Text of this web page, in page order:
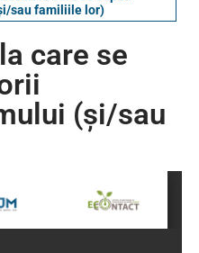
sau familiile lor)
care se
(și/sau